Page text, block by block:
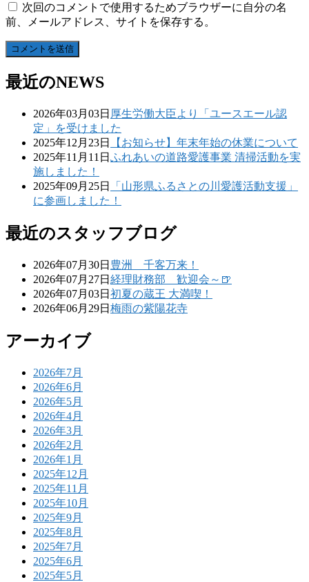
次回のコメントで使用するためブラウザーに自分の名
前、メールアドレス、サイトを保存する。
最近のNEWS
2026年03月03日 厚生労働大臣より「ユースエール認
定」を受けました
2025年12月23日
【お知らせ】年末年始の休業について
2025年11月11日 ふれあいの道路愛護事業 清掃活動を実
施しました！
2025年09月25日
「山形県ふるさとの川愛護活動支援」
に参画しました！
最近のスタッフブログ
2026年07月30日 豊洲 千客万来！
2026年07月27日 経理財務部 歓迎会～🍺
2026年07月03日 初夏の蔵王 大満喫！
2026年06月29日 梅雨の紫陽花寺
アーカイブ
2026年7月
2026年6月
2026年5月
2026年4月
2026年3月
2026年2月
2026年1月
2025年12月
2025年11月
2025年10月
2025年9月
2025年8月
2025年7月
2025年6月
2025年5月